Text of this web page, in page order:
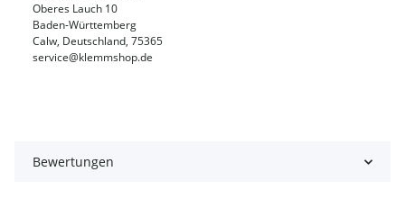
Oberes Lauch 10
Baden-Württemberg
Calw, Deutschland, 75365
service@klemmshop.de
Bewertungen